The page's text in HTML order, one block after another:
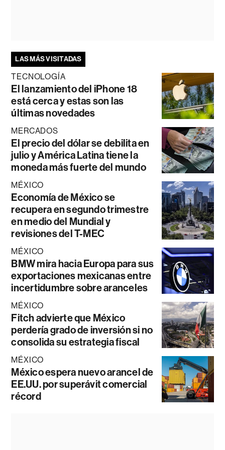
LAS MÁS VISITADAS
TECNOLOGÍA
El lanzamiento del iPhone 18
está cerca y estas son las
últimas novedades
MERCADOS
El precio del dólar se debilita en
julio y América Latina tiene la
moneda más fuerte del mundo
MÉXICO
Economía de México se
recupera en segundo trimestre
en medio del Mundial y
revisiones del T-MEC
MÉXICO
BMW mira hacia Europa para sus
exportaciones mexicanas entre
incertidumbre sobre aranceles
MÉXICO
Fitch advierte que México
perdería grado de inversión si no
consolida su estrategia fiscal
MÉXICO
México espera nuevo arancel de
EE.UU. por superávit comercial
récord